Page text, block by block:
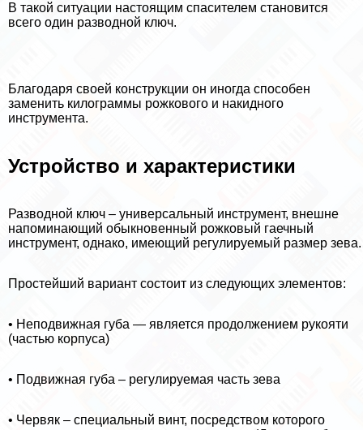
В такой ситуации настоящим спасителем становится
всего один разводной ключ.
Благодаря своей конструкции он иногда способен
заменить килограммы рожкового и накидного
инструмента.
Устройство и хаpaктеристики
Разводной ключ – универсальный инструмент, внешне
напоминающий обыкновенный рожковый гаечный
инструмент, однако, имеющий регулируемый размер зева.
Простейший вариант состоит из следующих элементов:
• Неподвижная губа — является продолжением рукояти
(частью корпуса)
• Подвижная губа – регулируемая часть зева
• Червяк – специальный винт, посредством которого